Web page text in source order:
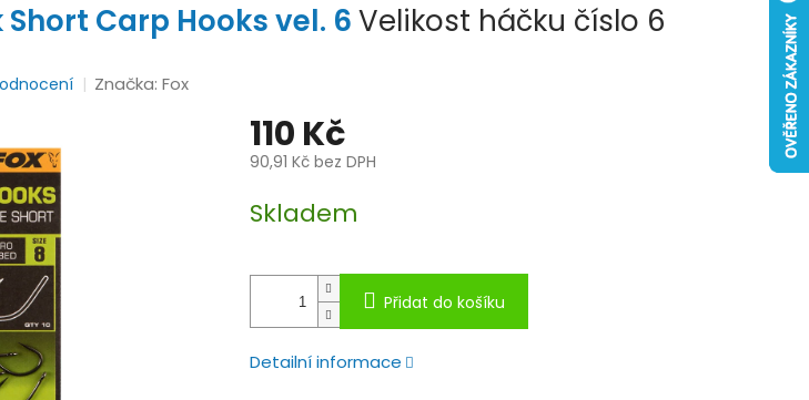
Short Carp Hooks vel. 6Velikost háčku číslo 6
Značka:Fox
110 Kč
90,91 Kč bez DPH
cena:
Skladem
Přidat do košíku
Detailní informace